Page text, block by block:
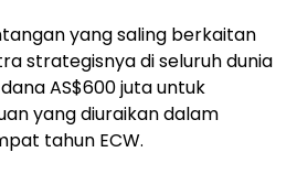
yang saling berkaitan
strategisnya di seluruh dunia
AS$600 juta untuk
yang diuraikan dalam
tahun ECW.